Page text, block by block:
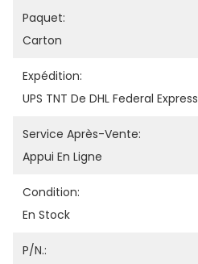
Paquet:
Carton
Expédition:
UPS TNT De DHL Federal Express
Service Après-Vente:
Appui En Ligne
Condition:
En Stock
P/N.: